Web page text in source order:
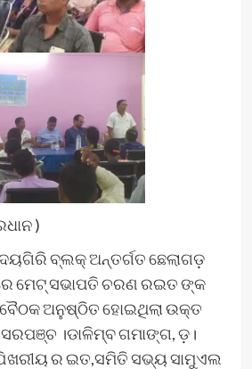
)
ବ୍ଲକ୍ ଅନ୍ତର୍ଗତ ଛେଲାଗଡ଼
ମେଟ୍ ସଭାପତି ଚରଣ ରଇତ ଙ୍କ
ଅନୁଷ୍ଠିତ ହୋଇଥିଲା ଉକ୍ତ
।ଡାଳିମ୍ବ ଗମାଙ୍ଗ, ଡ଼।
ର ଇତ,ସମିତି ସଭ୍ୟ ସାମୁଏଲ